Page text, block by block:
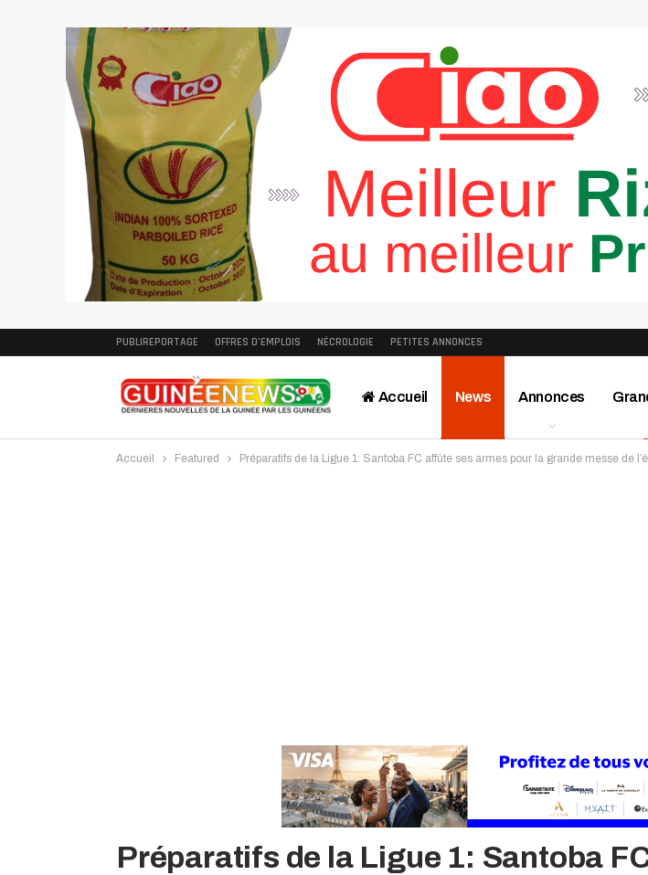
PUBLIREPORTAGE OFFRES D’EMPLOIS NÉCROLOGIE PETITES ANNONCES
Accueil News Annonces
Accueil Featured Préparatifs de la Ligue 1: Santoba FC affûte ses armes pour la grande messe de
Préparatifs de la Ligue 1: Santoba